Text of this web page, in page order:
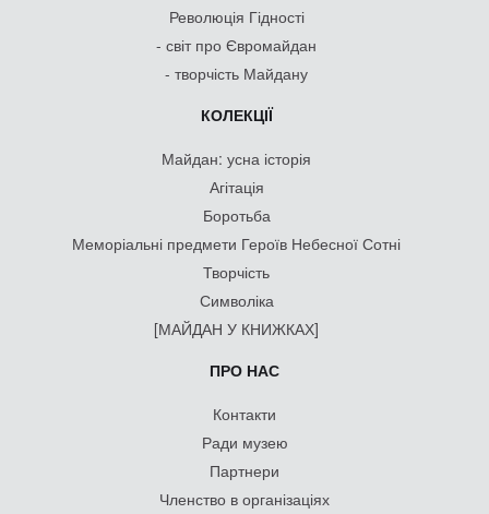
Революція Гідності
- світ про Євромайдан
- творчість Майдану
КОЛЕКЦІЇ
Майдан: усна історія
Агітація
Боротьба
Меморіальні предмети Героїв Небесної Сотні
Творчість
Символіка
[МАЙДАН У КНИЖКАХ]
ПРО НАС
Контакти
Ради музею
Партнери
Членство в організаціях